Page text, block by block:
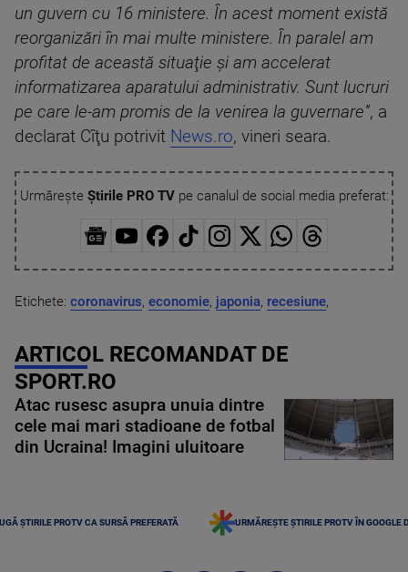
un guvern cu 16 ministere. În acest moment există
reorganizări în mai multe ministere. În paralel am
profitat de această situaţie şi am accelerat
informatizarea aparatului administrativ. Sunt lucruri
pe care le-am promis de la venirea la guvernare”, a
declarat Cîţu potrivit News.ro, vineri seara.
Urmărește Știrile PRO TVpe canalul de social media preferat:
Etichete: coronavirus, economie, japonia, recesiune,
ARTICOL RECOMANDAT DE
SPORT.RO
Atac rusesc asupra unuia dintre
cele mai mari stadioane de fotbal
din Ucraina! Imagini uluitoare
ȘTIRILE PROTV CA SURSĂ PREFERATĂ URMĂREȘTE ȘTIRILE PROTV ÎN GOOGLE